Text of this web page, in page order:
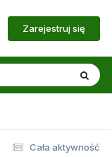
Zarejestruj się
Cała aktywność